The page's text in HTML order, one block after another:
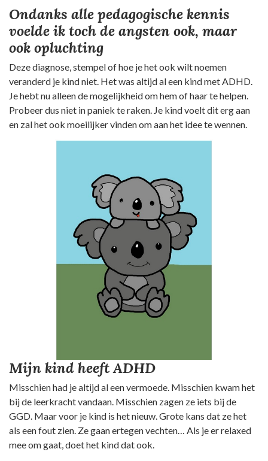
Ondanks alle pedagogische kennis
voelde ik toch de angsten ook, maar
ook opluchting
Deze diagnose, stempel of hoe je het ook wilt noemen
veranderd je kind niet. Het was altijd al een kind met ADHD.
Je hebt nu alleen de mogelijkheid om hem of haar te helpen.
Probeer dus niet in paniek te raken. Je kind voelt dit erg aan
en zal het ook moeilijker vinden om aan het idee te wennen.
Mijn kind heeft ADHD
Misschien had je altijd al een vermoede. Misschien kwam het
bij de leerkracht vandaan. Misschien zagen ze iets bij de
GGD. Maar voor je kind is het nieuw. Grote kans dat ze het
als een fout zien. Ze gaan ertegen vechten… Als je er relaxed
mee om gaat, doet het kind dat ook.